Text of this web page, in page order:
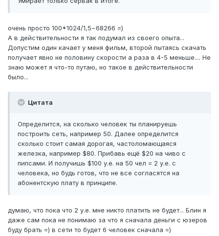
очень просто 100*1024/1,5~68266 =)
А в действительности я так подумал из своего опыта...
Допустим один качает у меня фильм, второй пытаясь скачать
получает явно не половину скорости а раза в 4-5 меньше.... Не
знаю может я что-то путаю, но такое в действительности
было...
Цитата
Определится, на сколько человек ты планируешь
построить сеть, например 50. Далее определится
сколько стоит самая дорогая, частоломающаяся
железка, например $80. Прибавь ещё $20 на чиво с
пипсами. И получишь $100 у.е. на 50 чел = 2 у.е. с
человека, но будь готов, что не все согласятся на
абонентскую плату в принципе.
думаю, что пока что 2 у.е. мне никто платить не будет... Блин я
даже сам пока не понимаю за что я сначала деньги с юзеров
буду брать =) в сети то будет 6 человек сначала =)